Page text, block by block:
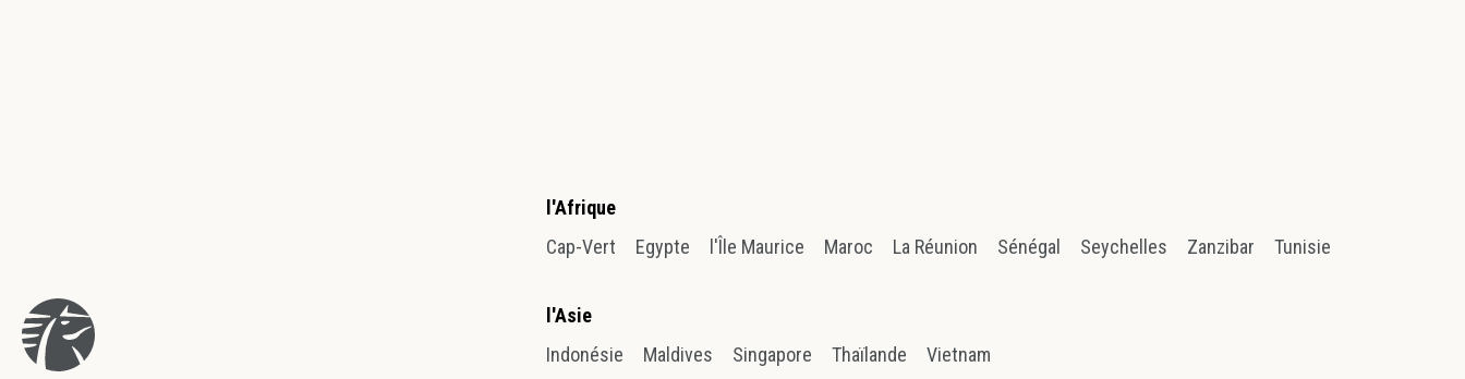
l'Afrique
Cap-Vert
Egypte l'Île Maurice Maroc La Réunion Sénégal Seychelles Zanzibar Tunisie
l'Asie
Indonésie
Maldives Singapore Thaïlande Vietnam